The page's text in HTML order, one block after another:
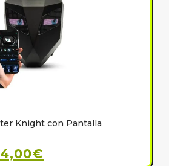
Knight con Pantalla
€